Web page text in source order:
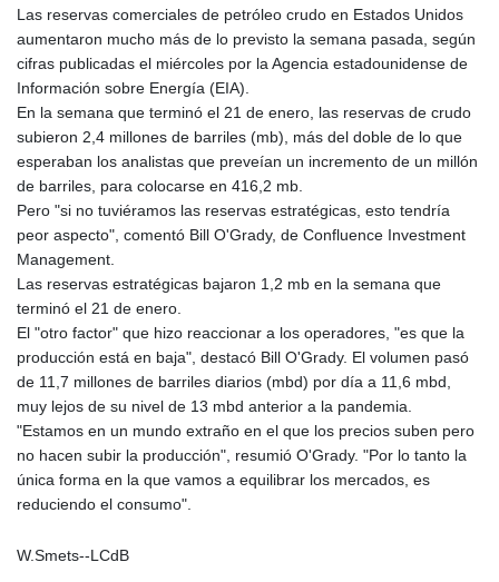
JPY 182.749783
KES 148.856594
KGS 101.005022
KHR 4678.736198
KMF 492.029653
KRW 1634.854919
KWD 0.356502
KYD 0.95993
KZT 539.854059
LAK 26007.744878
103151.896551
LRD 207.915862
LSL 18.713665
LTL 3.410413
LVL 0.698648
LYD 7.326857
MAD 10.735711
MDL 20.03094
Las reservas comerciales de petróleo crudo en Estados Unidos
aumentaron mucho más de lo previsto la semana pasada, según
cifras publicadas el miércoles por la Agencia estadounidense de
Información sobre Energía (EIA).
En la semana que terminó el 21 de enero, las reservas de crudo
subieron 2,4 millones de barriles (mb), más del doble de lo que
esperaban los analistas que preveían un incremento de un millón
de barriles, para colocarse en 416,2 mb.
Pero "si no tuviéramos las reservas estratégicas, esto tendría
peor aspecto", comentó Bill O'Grady, de Confluence Investment
Management.
Las reservas estratégicas bajaron 1,2 mb en la semana que
terminó el 21 de enero.
El "otro factor" que hizo reaccionar a los operadores, "es que la
producción está en baja", destacó Bill O'Grady. El volumen pasó
de 11,7 millones de barriles diarios (mbd) por día a 11,6 mbd,
muy lejos de su nivel de 13 mbd anterior a la pandemia.
"Estamos en un mundo extraño en el que los precios suben pero
no hacen subir la producción", resumió O'Grady. "Por lo tanto la
única forma en la que vamos a equilibrar los mercados, es
reduciendo el consumo".
W.Smets--LCdB